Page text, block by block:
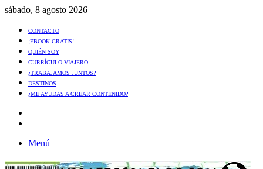
sábado, 8 agosto 2026
CONTACTO
¡EBOOK GRATIS!
QUIÉN SOY
CURRÍCULO VIAJERO
¿TRABAJAMOS JUNTOS?
DESTINOS
¿ME AYUDAS A CREAR CONTENIDO?
Menú